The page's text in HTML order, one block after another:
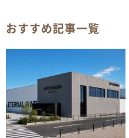
おすすめ記事一覧